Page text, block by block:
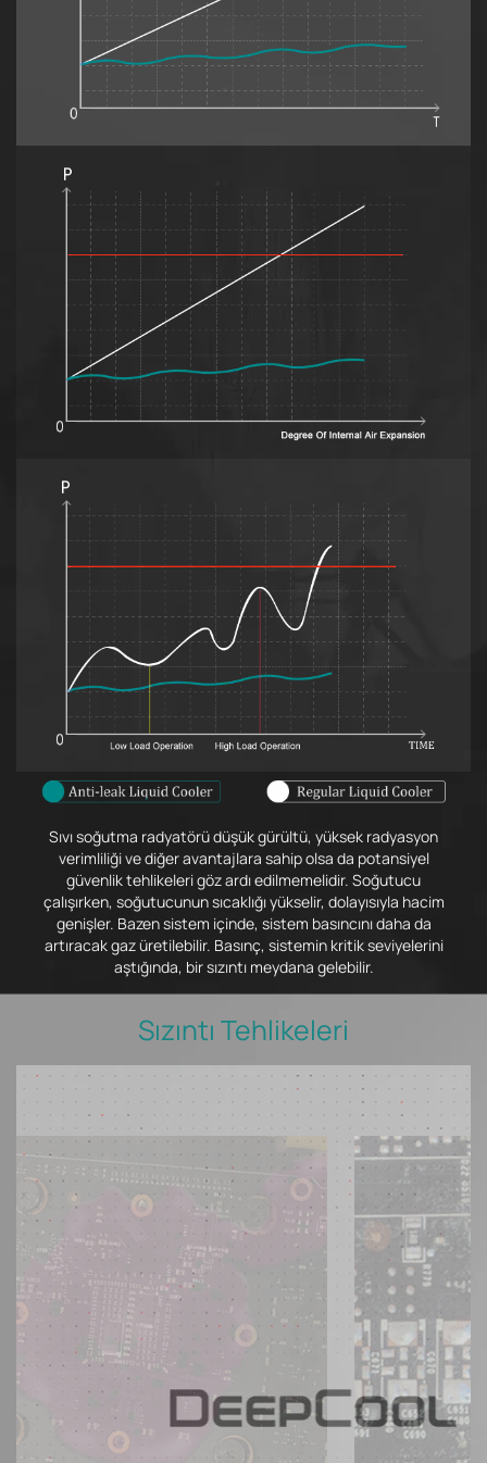
Sıvı soğutma radyatörü düşük gürültü, yüksek radyasyon
verimliliği ve diğer avantajlara sahip olsa da potansiyel
güvenlik tehlikeleri göz ardı edilmemelidir. Soğutucu
çalışırken, soğutucunun sıcaklığı yükselir, dolayısıyla hacim
genişler. Bazen sistem içinde, sistem basıncını daha da
artıracak gaz üretilebilir. Basınç, sistemin kritik seviyelerini
aştığında, bir sızıntı meydana gelebilir.
Sızıntı Tehlikeleri